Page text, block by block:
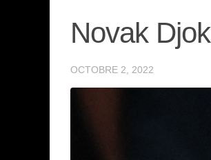
Novak
OCTOBRE 2, 2022